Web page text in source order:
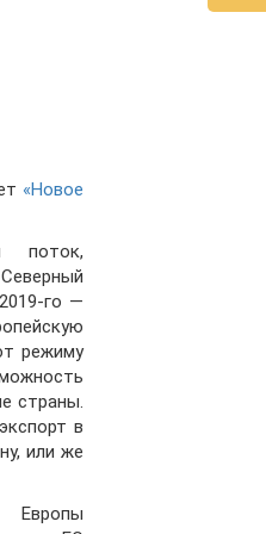
«Новое
поток,
го —
режиму
страны.
в
или же
Европы